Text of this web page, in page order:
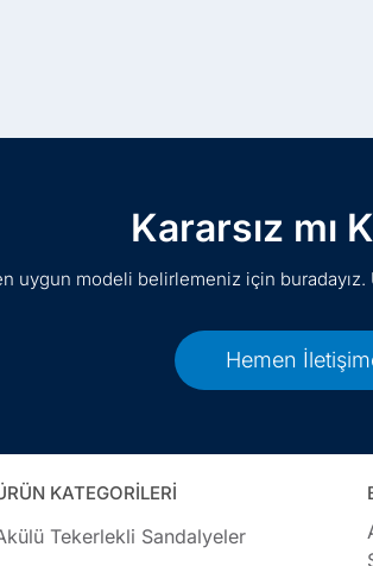
Kararsız mı
en uygun modeli belirlemeniz için
Hemen
KATEGORİLERİ
Tekerlekli Sandalyeler